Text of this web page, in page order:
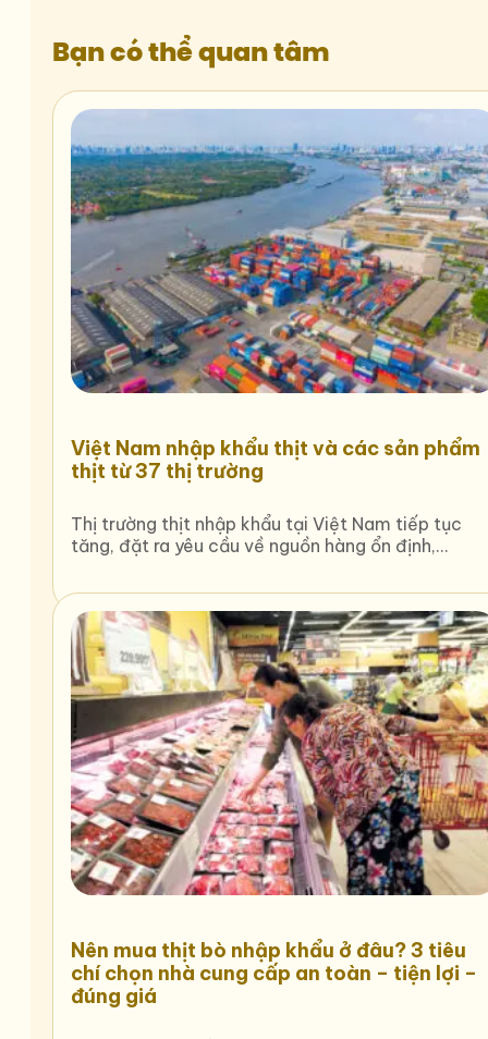
Bạn có thể quan tâm
Việt Nam nhập khẩu thịt và các sản phẩm
thịt từ 37 thị trường
Thị trường thịt nhập khẩu tại Việt Nam tiếp tục
tăng, đặt ra yêu cầu về nguồn hàng ổn định,…
Nên mua thịt bò nhập khẩu ở đâu? 3 tiêu
chí chọn nhà cung cấp an toàn – tiện lợi –
đúng giá